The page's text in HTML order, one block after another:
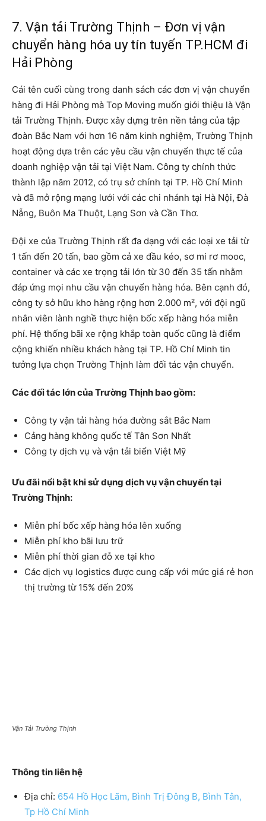
7. Vận tải Trường Thịnh – Đơn vị vận
chuyển hàng hóa uy tín tuyến TP.HCM đi
Hải Phòng
Cái tên cuối cùng trong danh sách các đơn vị vận chuyển
hàng đi Hải Phòng mà Top Moving muốn giới thiệu là Vận
tải Trường Thịnh. Được xây dựng trên nền tảng của tập
đoàn Bắc Nam với hơn 16 năm kinh nghiệm, Trường Thịnh
hoạt động dựa trên các yêu cầu vận chuyển thực tế của
doanh nghiệp vận tải tại Việt Nam. Công ty chính thức
thành lập năm 2012, có trụ sở chính tại TP. Hồ Chí Minh
và đã mở rộng mạng lưới với các chi nhánh tại Hà Nội, Đà
Nẵng, Buôn Ma Thuột, Lạng Sơn và Cần Thơ.
Đội xe của Trường Thịnh rất đa dạng với các loại xe tải từ
1 tấn đến 20 tấn, bao gồm cả xe đầu kéo, sơ mi rơ mooc,
container và các xe trọng tải lớn từ 30 đến 35 tấn nhằm
đáp ứng mọi nhu cầu vận chuyển hàng hóa. Bên cạnh đó,
công ty sở hữu kho hàng rộng hơn 2.000 m², với đội ngũ
nhân viên lành nghề thực hiện bốc xếp hàng hóa miễn
phí. Hệ thống bãi xe rộng khắp toàn quốc cũng là điểm
cộng khiến nhiều khách hàng tại TP. Hồ Chí Minh tin
tưởng lựa chọn Trường Thịnh làm đối tác vận chuyển.
Các đối tác lớn của Trường Thịnh bao gồm:
Công ty vận tải hàng hóa đường sắt Bắc Nam
Cảng hàng không quốc tế Tân Sơn Nhất
Công ty dịch vụ và vận tải biển Việt Mỹ
Ưu đãi nổi bật khi sử dụng dịch vụ vận chuyển tại
Trường Thịnh:
Miễn phí bốc xếp hàng hóa lên xuống
Miễn phí kho bãi lưu trữ
Miễn phí thời gian đỗ xe tại kho
Các dịch vụ logistics được cung cấp với mức giá rẻ hơn
thị trường từ 15% đến 20%
Vận Tải Trường Thịnh
Thông tin liên hệ
Địa chỉ: 654 Hồ Học Lãm, Bình Trị Đông B, Bình Tân,
Tp Hồ Chí Minh